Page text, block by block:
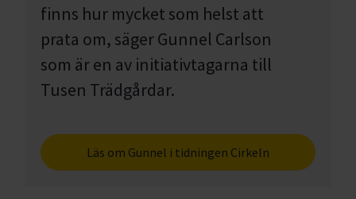
finns hur mycket som helst att
prata om, säger Gunnel Carlson
som är en av initiativtagarna till
Tusen Trädgårdar.
Läs om Gunnel i tidningen Cirkeln